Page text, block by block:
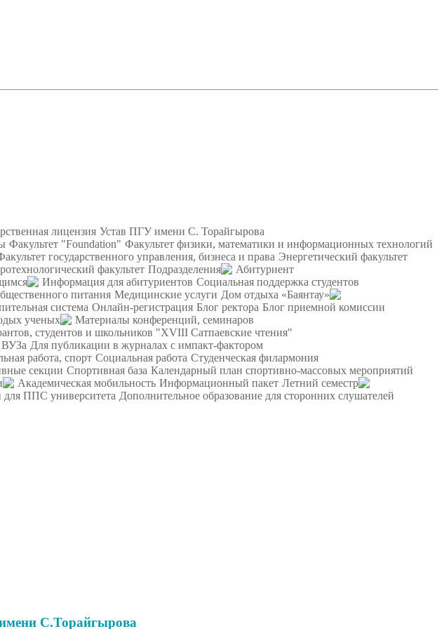
лицензия Устав ПГУ имени С. Торайгырова
Факультет "Foundation" Факультет физики, математики и информационных технологий
государственного управления, бизнеса и права Энергетический факультет
факультет Подразделения
Абитуриент
Информация для абитуриентов Социальная поддержка студентов
питания Медицинские услуги Дом отдыха «Баянтау»
система Онлайн-регистрация Блог ректора Блог приемной комиссии
ученых
Материалы конференций, семинаров
студентов и школьников "XVIII Сатпаевские чтения"
ВУЗа Для публикации в журналах с импакт-фактором
работа, спорт Социальная работа Студенческая филармония
секции Спортивная база Календарный план спортивно-массовых мероприятий
Академическая мобильность Информационный пакет Летний семестр
ППС университета Дополнительное образование для сторонних слушателей
С.Торайгырова